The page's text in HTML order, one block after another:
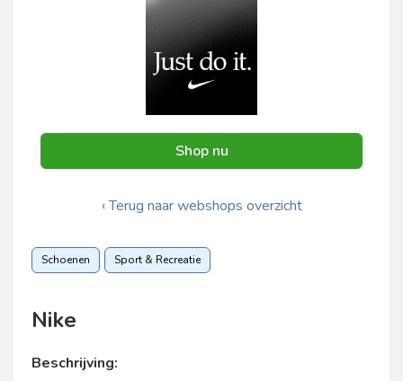
Shop nu
‹ Terug naar webshops overzicht
Schoenen Sport & Recreatie
Nike
Beschrijving: